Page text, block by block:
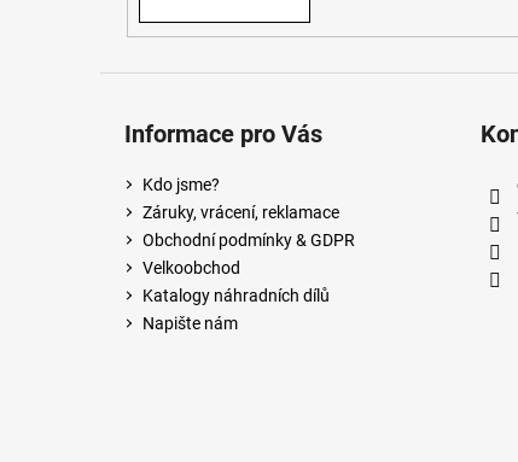
Informace pro Vás
Kdo jsme?
Záruky, vrácení, reklamace
Obchodní podmínky & GDPR
Velkoobchod
Katalogy náhradních dílů
Napište nám